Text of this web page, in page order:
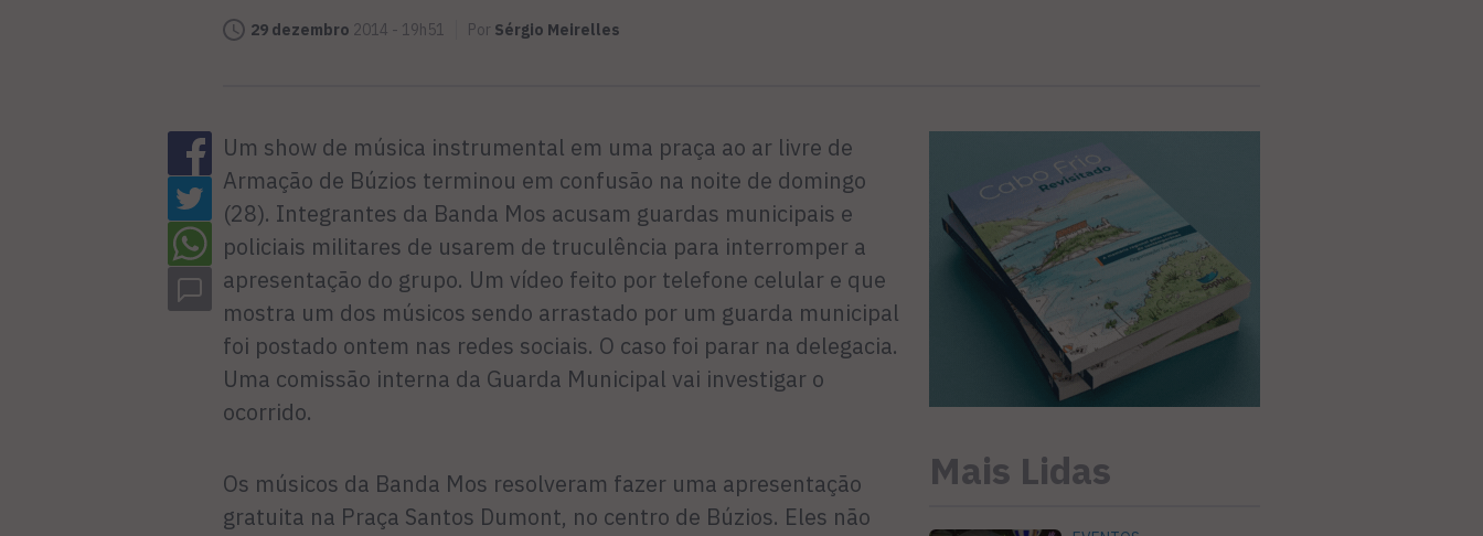
29 dezembro 2014 - 19h51 Por Sérgio Meirelles
Um show de música instrumental em uma praça ao ar livre de
Armação de Búzios terminou em confusão na noite de domingo
(28). Integrantes da Banda Mos acusam guardas municipais e
policiais militares de usarem de truculência para interromper a
apresentação do grupo. Um vídeo feito por telefone celular e que
mostra um dos músicos sendo arrastado por um guarda municipal
foi postado ontem nas redes sociais. O caso foi parar na delegacia.
Uma comissão interna da Guarda Municipal vai investigar o
ocorrido.
Os músicos da Banda Mos resolveram fazer uma apresentação
gratuita na Praça Santos Dumont, no centro de Búzios. Eles não
Mais Lidas